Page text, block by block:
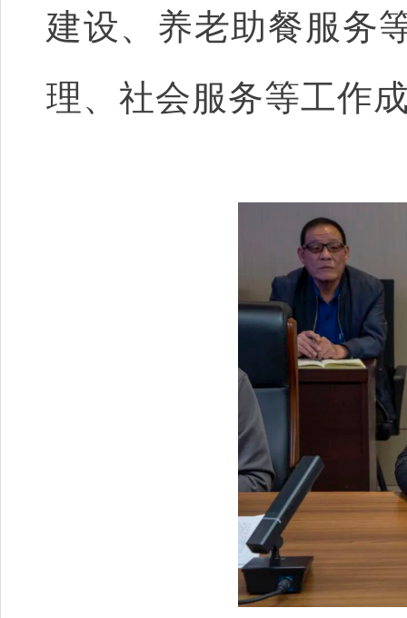
建设、养老助餐服务
理、社会服务等工作